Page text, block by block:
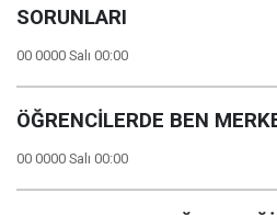
SORUNLARI
00 0000 Salı 00:00
ÖĞRENCİLERDE BEN
00 0000 Salı 00:00